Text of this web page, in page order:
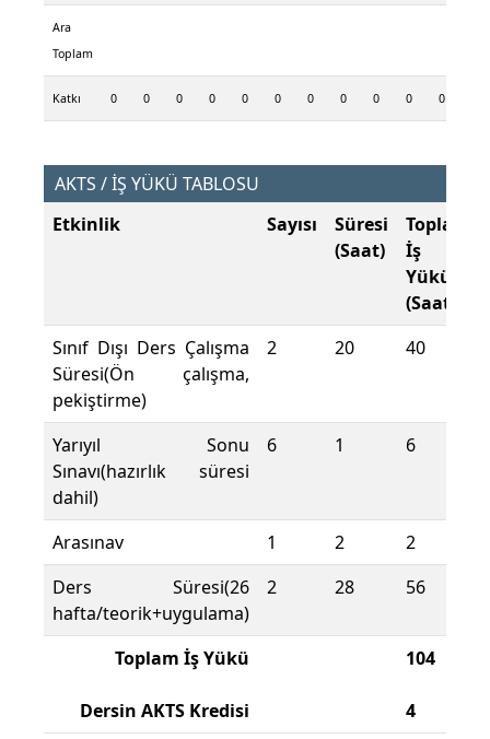
Ara
Toplam
Katkı 0 0 0 0 0 0 0 0 0 0 0
AKTS / İŞ YÜKÜ TABLOSU
Etkinlik
Sayısı
Süresi
(Saat)
Toplam
İş
Yükü
(Saat)
Sınıf Dışı Ders Çalışma
Süresi(Ön çalışma,
pekiştirme)
2 20 40
Yarıyıl Sonu
Sınavı(hazırlık süresi
dahil)
6 1 6
Arasınav 1 2
2
Ders Süresi(26
hafta/teorik+uygulama)
2 28 56
Toplam İş Yükü
Dersin AKTS Kredisi
104
4